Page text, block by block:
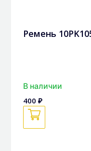
Ремень
В наличии
400 ₽